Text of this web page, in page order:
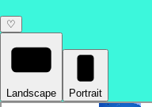
♡
Landscape Portrait